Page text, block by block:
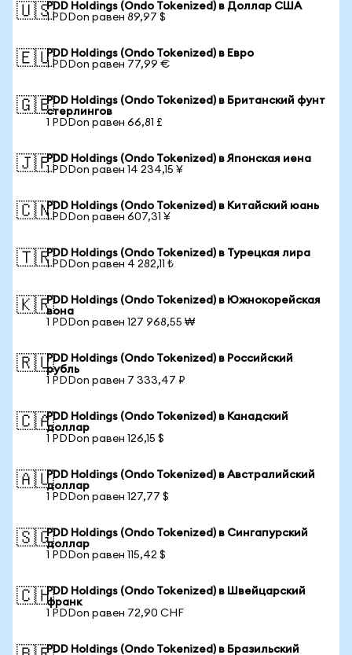
🇺🇸PDD Holdings (Ondo Tokenized) в Доллар США
1 PDDon равен 89,97 $
🇪🇺PDD Holdings (Ondo Tokenized) в Евро
1 PDDon равен 77,99 €
🇬🇧PDD Holdings (Ondo Tokenized) в Британский фунт
стерлингов
1 PDDon равен 66,81 £
🇯🇵PDD Holdings (Ondo Tokenized) в Японская иена
1 PDDon равен 14 234,15 ¥
🇨🇳PDD Holdings (Ondo Tokenized) в Китайский юань
1 PDDon равен 607,31 ¥
🇹🇷PDD Holdings (Ondo Tokenized) в Турецкая лира
1 PDDon равен 4 282,11 ₺
🇰🇷PDD Holdings (Ondo Tokenized) в Южнокорейская
вона
1 PDDon равен 127 968,55 ₩
🇷🇺PDD Holdings (Ondo Tokenized) в Российский
рубль
1 PDDon равен 7 333,47 ₽
🇨🇦PDD Holdings (Ondo Tokenized) в Канадский
доллар
1 PDDon равен 126,15 $
🇦🇺PDD Holdings (Ondo Tokenized) в Австралийский
доллар
1 PDDon равен 127,77 $
🇸🇬PDD Holdings (Ondo Tokenized) в Сингапурский
доллар
1 PDDon равен 115,42 $
🇨🇭PDD Holdings (Ondo Tokenized) в Швейцарский
франк
1 PDDon равен 72,90 CHF
PDD Holdings (Ondo Tokenized) в Бразильский